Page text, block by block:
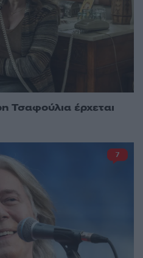
Τσαφούλια έρχεται
7